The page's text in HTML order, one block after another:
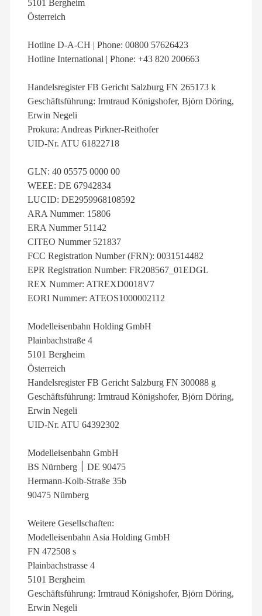
5101 Bergheim
Österreich
Hotline D-A-CH | Phone: 00800 57626423
Hotline International | Phone: +43 820 200663
Handelsregister FB Gericht Salzburg FN 265173 k
Geschäftsführung: Irmtraud Königshofer, Björn Döring,
Erwin Negeli
Prokura: Andreas Pirkner-Reithofer
UID-Nr. ATU 61822718
GLN: 40 05575 0000 00
WEEE: DE 67942834
LUCID: DE2959968108592
ARA Nummer: 15806
ERA Nummer 51142
CITEO Nummer 521837
FCC Registration Number (FRN): 0031514482
EPR Registration Number: FR208567_01EDGL
REX Nummer: ATREXD0018V7
EORI Nummer: ATEOS1000002112
Modelleisenbahn Holding GmbH
Plainbachstraße 4
5101 Bergheim
Österreich
Handelsregister FB Gericht Salzburg FN 300088 g
Geschäftsführung: Irmtraud Königshofer, Björn Döring,
Erwin Negeli
UID-Nr. ATU 64392302
Modelleisenbahn GmbH
BS Nürnberg ׀ DE 90475
Hermann-Kolb-Straße 35b
90475 Nürnberg
Weitere Gesellschaften:
Modelleisenbahn Asia Holding GmbH
FN 472508 s
Plainbachstrasse 4
5101 Bergheim
Geschäftsführung: Irmtraud Königshofer, Björn Döring,
Erwin Negeli